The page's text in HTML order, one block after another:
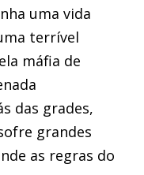
uma vida
terrível
máfia de
das grades,
grandes
as regras do